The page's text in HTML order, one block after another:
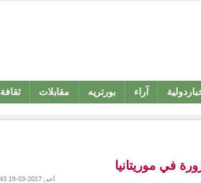
آراء بورتريه مقابلات ثقافة
في موريتانيا
أحد, 2017-03-19 15:43